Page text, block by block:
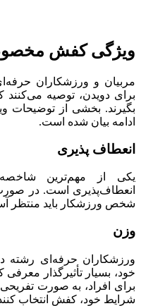
ویژگی کفش
مربیان و ورزشکاران
برای دویدن، توصیه
بگیرند. بخشی از توضیحات
ادامه بیان شده است.
انعطاف پذیری
یکی از مهم‌ترین
انعطاف‌پذیری است. در
شخص ورزشکار باید منتظر
وزن
ورزشکاران حرفه‌ای
خود، بسیار تأثیر‌گذار
برای افراد، به صورت
شرایط خود، کفش انتخاب